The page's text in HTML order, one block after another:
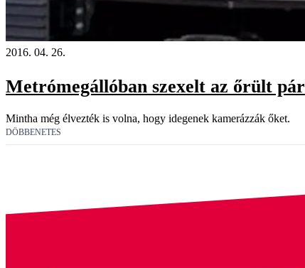
2016. 04. 26.
Metrómegállóban szexelt az őrült pár
Mintha még élvezték is volna, hogy idegenek kamerázzák őket.
DÖBBENETES